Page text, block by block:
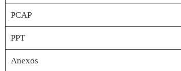
PCAP
PPT
Anexos